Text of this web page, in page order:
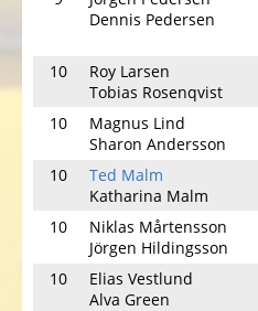
Dennis Pedersen
10
Roy Larsen
Tobias Rosenqvist
10
Magnus Lind
Sharon Andersson
10
Ted Malm
Katharina Malm
10
Niklas Mårtensson
Jörgen Hildingsson
10
Elias Vestlund
Alva Green